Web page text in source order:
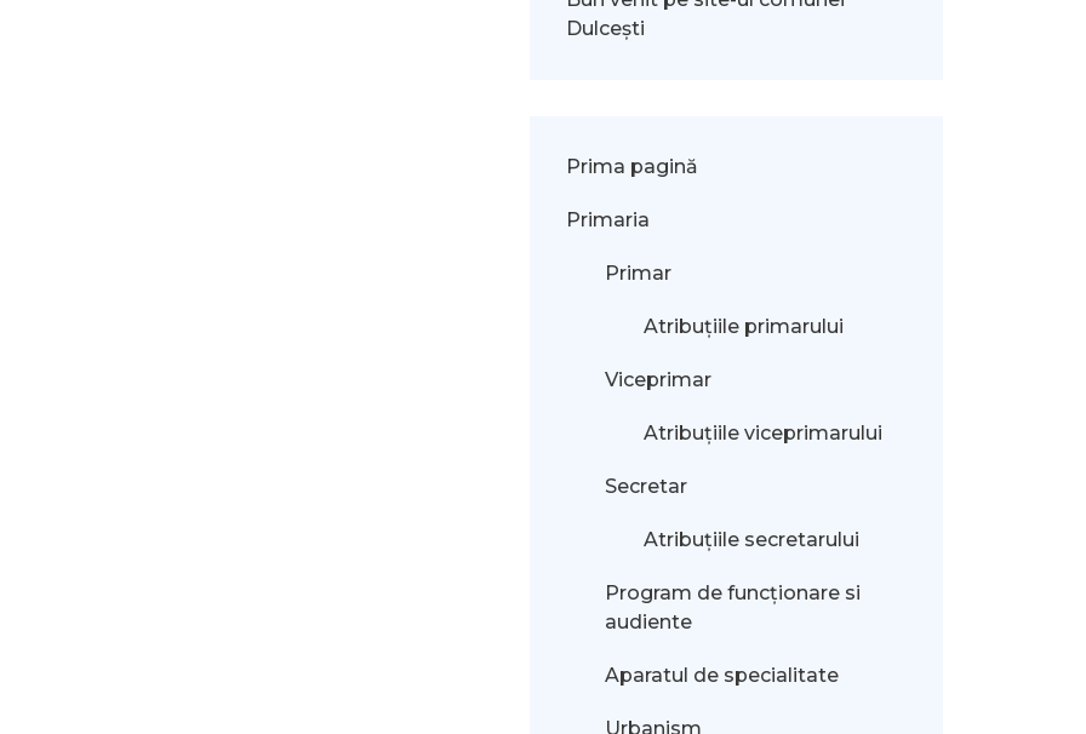
Dulcești
Prima pagină
Primaria
Primar
Atribuțiile primarului
Viceprimar
Atribuțiile viceprimarului
Secretar
Atribuțiile secretarului
Program de funcționare si
audiente
Aparatul de specialitate
Urbanism